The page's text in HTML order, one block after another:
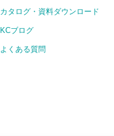
カタログ・資料ダウンロード
KCブログ
よくある質問